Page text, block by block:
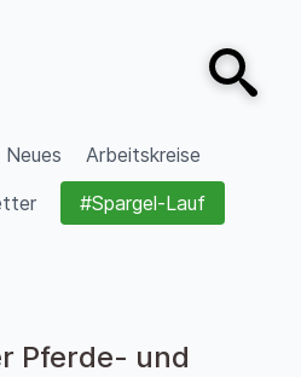
Neues
Arbeitskreise
#Spargel-Lauf
Open
Pferde- und